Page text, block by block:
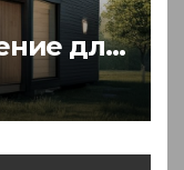
для